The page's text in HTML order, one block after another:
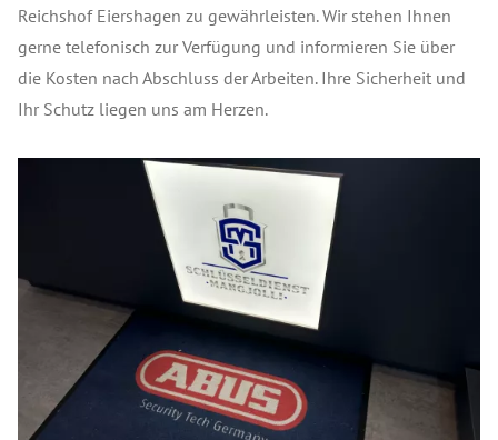
Reichshof Eiershagen zu gewährleisten. Wir stehen Ihnen
gerne telefonisch zur Verfügung und informieren Sie über
die Kosten nach Abschluss der Arbeiten. Ihre Sicherheit und
Ihr Schutz liegen uns am Herzen.